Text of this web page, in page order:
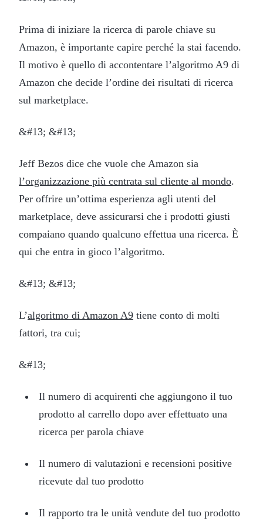
Prima di iniziare la ricerca di parole chiave su
Amazon, è importante capire perché la stai facendo.
Il motivo è quello di accontentare l’algoritmo A9 di
Amazon che decide l’ordine dei risultati di ricerca
sul marketplace.
&#13; &#13;
Jeff Bezos dice che vuole che Amazon sia
l’organizzazione più centrata sul cliente al mondo.
Per offrire un’ottima esperienza agli utenti del
marketplace, deve assicurarsi che i prodotti giusti
compaiano quando qualcuno effettua una ricerca. È
qui che entra in gioco l’algoritmo.
&#13; &#13;
L’algoritmo di Amazon A9 tiene conto di molti
fattori, tra cui;
&#13;
Il numero di acquirenti che aggiungono il tuo
prodotto al carrello dopo aver effettuato una
ricerca per parola chiave
Il numero di valutazioni e recensioni positive
ricevute dal tuo prodotto
Il rapporto tra le unità vendute del tuo prodotto